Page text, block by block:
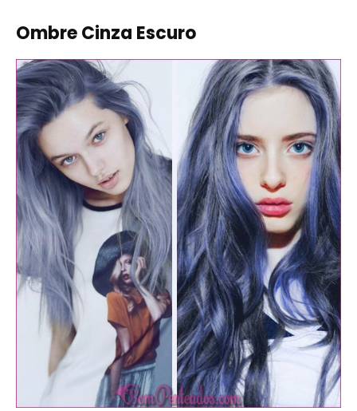
Ombre Cinza Escuro